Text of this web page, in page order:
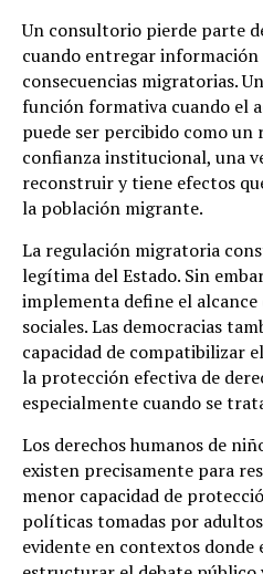
Un consultorio pierde parte
cuando entregar
consecuencias migratorias.
función formativa cuando el
puede ser percibido como un
confianza institucional, una
reconstruir y tiene efectos
la población migrante.
La regulación migratoria
legítima del Estado. Sin
implementa define el alcance
sociales. Las democracias
capacidad de compatibilizar
la protección efectiva de
especialmente cuando se
Los derechos humanos de
existen precisamente para
menor capacidad de
políticas tomadas por
evidente en contextos donde